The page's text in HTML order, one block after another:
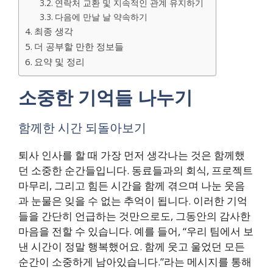
연락처 교환 및 지속적인 관계 유지하기
다음에 만날 날 약속하기
최종 생각
더 공부할 만한 정보들
요약 및 정리
소중한 기억들 나누기
함께한 시간 되돌아보기
퇴사 인사를 할 때 가장 먼저 생각나는 것은 함께했
던 소중한 순간들입니다. 동료들과의 회식, 프로젝트
마무리, 그리고 힘든 시간을 함께 겪으며 나눈 웃음
과 눈물은 잊을 수 없는 추억이 됩니다. 이러한 기억
들을 간단히 언급하는 것만으로도, 그동안의 감사한
마음을 전할 수 있습니다. 예를 들어, “우리 팀에서 보
낸 시간이 정말 행복했어요. 함께 웃고 울었던 모든
순간이 소중하게 남아있습니다.”라는 메시지를 통해